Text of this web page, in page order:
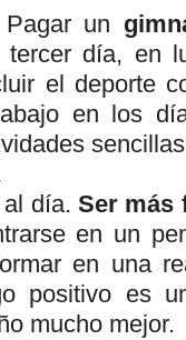
un
tercer día, en
el deporte
en los
día. Ser más
en un
en una
positivo es
mucho mejor.